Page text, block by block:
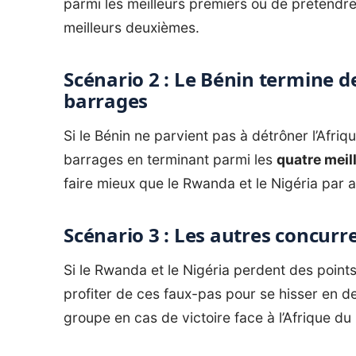
parmi les meilleurs premiers ou de
meilleurs deuxièmes.
Scénario 2 : Le Bénin termine
barrages
Si le Bénin ne parvient pas à détrôner
barrages en terminant parmi les quatre
faire mieux que le Rwanda et le Nigéria par
Scénario 3 : Les autres
Si le Rwanda et le Nigéria perdent des
profiter de ces faux-pas pour se hisser en
groupe en cas de victoire face à l’Afrique